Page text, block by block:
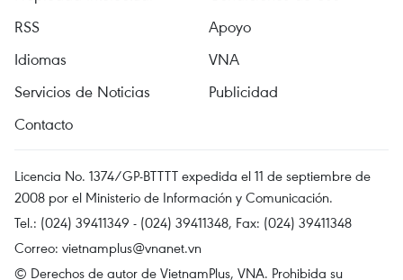
RSS
Apoyo
Idiomas
VNA
Servicios de Noticias
Publicidad
Contacto
Licencia No. 1374/GP-BTTTT expedida el 11 de septiembre de
2008 por el Ministerio de Información y Comunicación.
Tel.: (024) 39411349 - (024) 39411348, Fax: (024) 39411348
Correo: vietnamplus@vnanet.vn
© Derechos de autor de VietnamPlus, VNA. Prohibida su